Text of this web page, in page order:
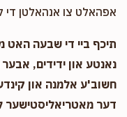
אפהאלט צו אנהאלטן די
תיכף ביי די שבעה האט
נאנטע און ידידים, אבער
חשוב'ע אלמנה און
דער מאטריאליסטישער